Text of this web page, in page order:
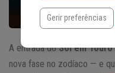
A entrada doSol em Touro
nova fase no zodíaco — e
Gerir preferências